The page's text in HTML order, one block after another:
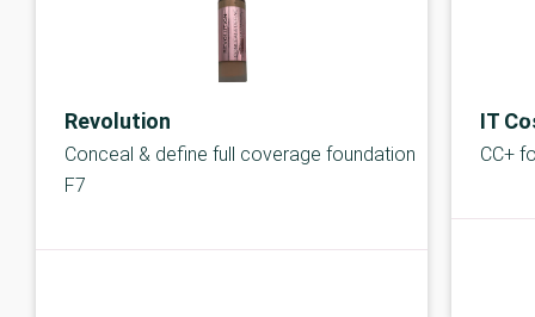
Revolution
Conceal & define full coverage foundation
F7
IT
CC+
C-kolbe